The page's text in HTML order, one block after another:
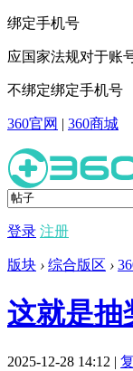
绑定手机号
应国家法规对于账
不绑定绑定手机号
360官网 | 360商城
登录 注册
版块 › 综合版区 ›
这就是抽
2025-12-28 14:12 |